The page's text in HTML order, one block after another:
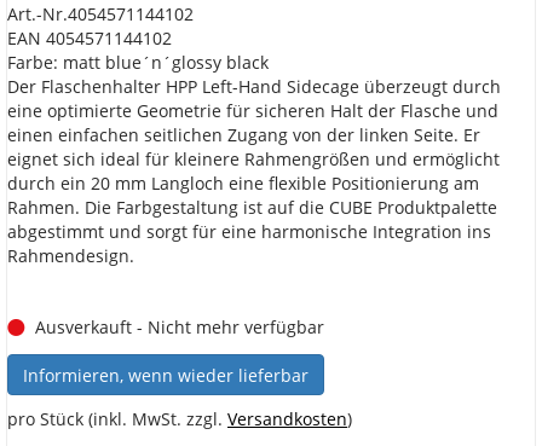
Art.-Nr.4054571144102
EAN 4054571144102
Farbe: matt blue´n´glossy black
Der Flaschenhalter HPP Left-Hand Sidecage überzeugt durch
eine optimierte Geometrie für sicheren Halt der Flasche und
einen einfachen seitlichen Zugang von der linken Seite. Er
eignet sich ideal für kleinere Rahmengrößen und ermöglicht
durch ein 20 mm Langloch eine flexible Positionierung am
Rahmen. Die Farbgestaltung ist auf die CUBE Produktpalette
abgestimmt und sorgt für eine harmonische Integration ins
Rahmendesign.
Ausverkauft - Nicht mehr verfügbar
Informieren, wenn wieder lieferbar
pro Stück (inkl. MwSt. zzgl. Versandkosten)